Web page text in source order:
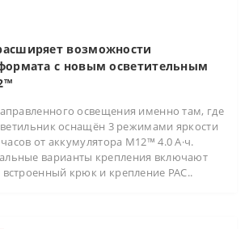
возможности
с новым осветительным
освещения именно там, где
оснащён 3 режимами яркости
от аккумулятора M12™ 4.0 А·ч.
варианты крепления включают
крюк и крепление PAC..